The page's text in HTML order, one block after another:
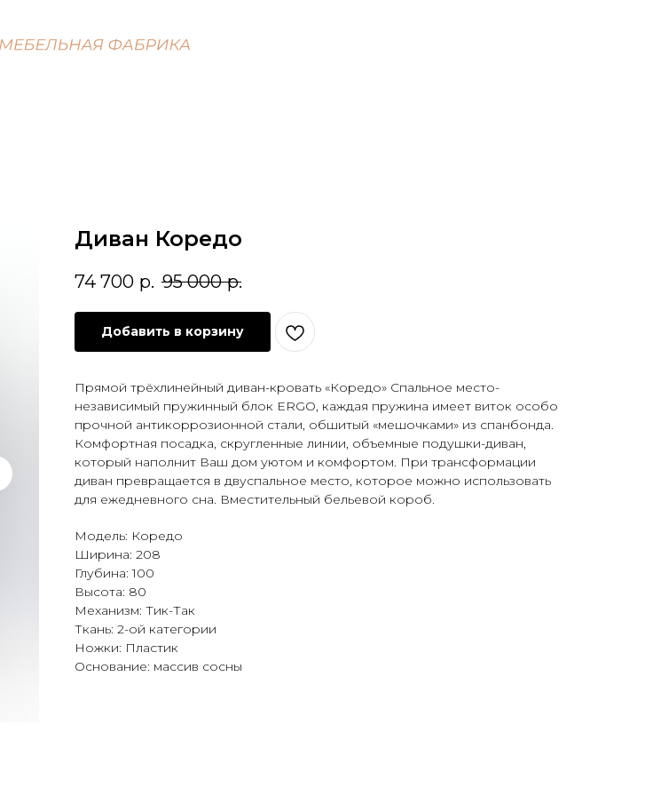
Диван Коредо
74 700 р. 95 000 р.
Добавить в корзину
Прямой трёхлинейный диван-кровать «Коредо» Спальное место-
независимый пружинный блок ERGO, каждая пружина имеет виток особо
прочной антикоррозионной стали, обшитый «мешочками» из спанбонда.
Комфортная посадка, скругленные линии, объемные подушки-диван,
который наполнит Ваш дом уютом и комфортом. При трансформации
диван превращается в двуспальное место, которое можно использовать
для ежедневного сна. Вместительный бельевой короб.
Модель: Коредо
Ширина: 208
Глубина: 100
Высота: 80
Механизм: Тик-Так
Ткань: 2-ой категории
Ножки: Пластик
Основание: массив сосны